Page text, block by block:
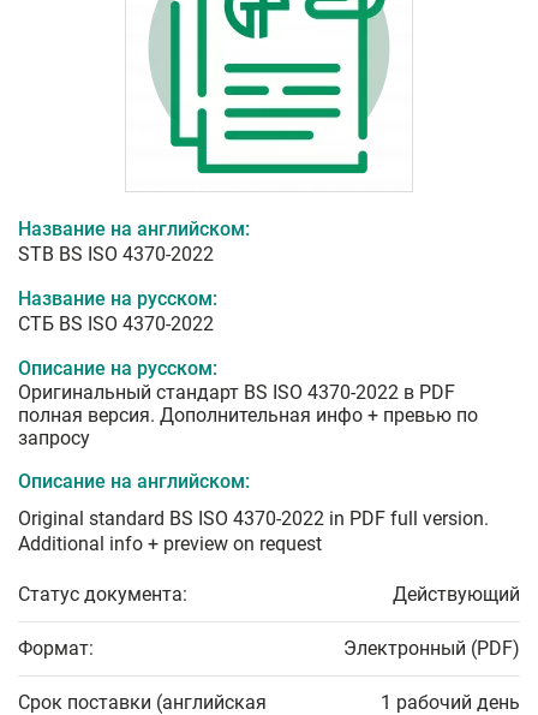
Название на английском:
STB BS ISO 4370-2022
Название на русском:
СТБ BS ISO 4370-2022
Описание на русском:
Оригинальный стандарт BS ISO 4370-2022 в PDF
полная версия. Дополнительная инфо + превью по
запросу
Описание на английском:
Original standard BS ISO 4370-2022 in PDF full version.
Additional info + preview on request
Статус документа: Действующий
Формат: Электронный (PDF)
Срок поставки (английская
1 рабочий день